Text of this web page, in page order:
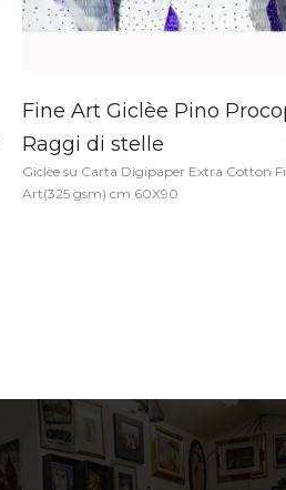
Fine Art Giclèe Pino
Raggi di stelle
Giclèe su Carta Digipaper Extra Cotton
Art(325 gsm) cm 60X90